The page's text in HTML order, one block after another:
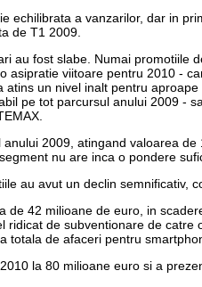
echilibrata a vanzarilor, dar in
de T1 2009.
au fost slabe. Numai
viitoare pentru 2010 -
un nivel inalt pentru
pe tot parcursul anului 2009 -
2009, atingand valoarea
nu are inca o pondere
au avut un declin semnificativ,
42 milioane de euro, in
de subventionare de
de afaceri pentru
la 80 milioane euro si a